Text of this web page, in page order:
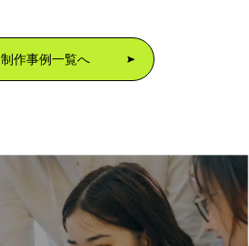
制作事例一覧へ